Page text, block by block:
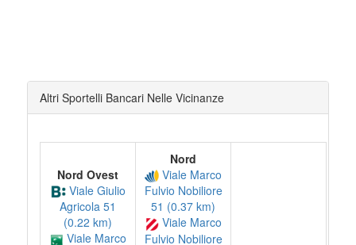
Altri Sportelli Bancari Nelle Vicinanze
Nord Ovest
Viale Giulio
Agricola 51
(0.22 km)
Viale Marco
Nord
Viale Marco
Fulvio Nobiliore
51 (0.37 km)
Viale Marco
Fulvio Nobiliore